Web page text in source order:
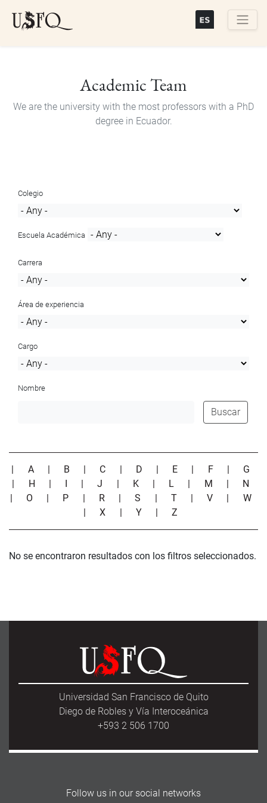
Academic Team
We are the university with the most professors with a PhD
degree in Ecuador.
Colegio
Escuela Académica
Carrera
Área de experiencia
Cargo
Nombre
Buscar
| A | B | C | D | E | F | G
| H | I |J | K | L | M | N
| O | P | R |S | T |V | W
|X | Y |Z
No se encontraron resultados con los filtros seleccionados.
Universidad San Francisco de Quito
Diego de Robles y Vía Interoceánica
+593 2 506 1700
Follow us in our social networks